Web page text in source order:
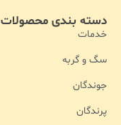
دسته بندی محصولات
خدمات
سگ و گربه
جوندگان
پرندگان